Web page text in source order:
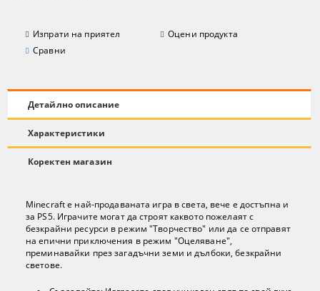
Изпрати на приятел
Оцени продукта
Сравни
Детайлно описание
Характеристики
Коректен магазин
Minecraft е най-продаваната игра в света, вече е достъпна и
за PS5. Играчите могат да строят каквото пожелаят с
безкрайни ресурси в режим "Творчество" или да се отправят
на епични приключения в режим "Оцеляване",
преминавайки през загадъчни земи и дълбоки, безкрайни
светове.